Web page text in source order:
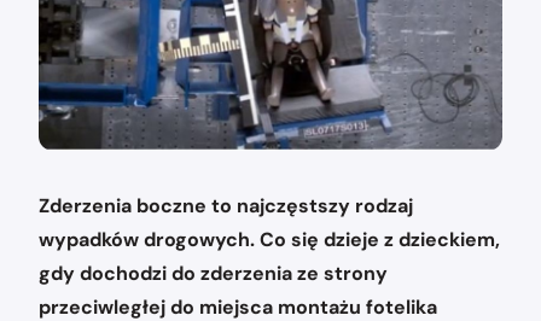
Zderzenia boczne to najczęstszy rodzaj
wypadków drogowych. Co się dzieje z dzieckiem,
gdy dochodzi do zderzenia ze strony
przeciwległej do miejsca montażu fotelika